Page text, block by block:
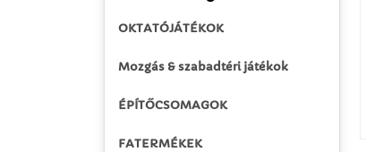
OKTATÓJÁTÉKOK
Mozgás & szabadtéri játékok
ÉPÍTŐCSOMAGOK
FATERMÉKEK